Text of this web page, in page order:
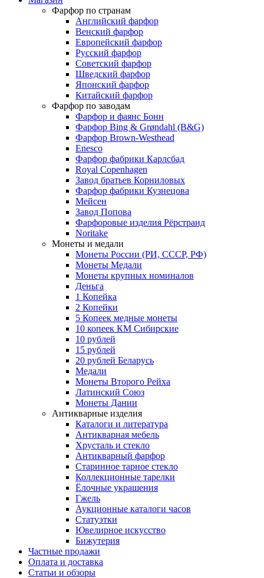
Фарфор по странам
Английский фарфор
Венский фарфор
Европейский фарфор
Русский фарфор
Советский фарфор
Шведский фарфор
Японский фарфор
Китайский фарфор
Фарфор по заводам
Фарфор и фаянс Бонн
Фарфор Bing & Grøndahl (B&G)
Фарфор Brown-Westhead
Enesco
Фарфор фабрики Карлсбад
Royal Copenhagen
Завод братьев Корниловых
Фарфор фабрики Кузнецова
Мейсен
Завод Попова
Фарфоровые изделия Рёрстранд
Noritake
Монеты и медали
Монеты России (РИ, СССР, РФ)
Монеты Медали
Монеты крупных номиналов
Деньга
1 Копейка
2 Копейки
5 Копеек медные монеты
10 копеек КМ Сибирские
10 рублей
15 рублей
20 рублей Беларусь
Медали
Монеты Второго Рейха
Латинский Союз
Монеты Дании
Антикварные изделия
Каталоги и литература
Антикварная мебель
Хрусталь и стекло
Антикварный фарфор
Старинное тарное стекло
Коллекционные тарелки
Ёлочные украшения
Гжель
Аукционные каталоги часов
Статуэтки
Ювелирное искусство
Бижутерия
Частные продажи
Оплата и доставка
Статьи и обзоры